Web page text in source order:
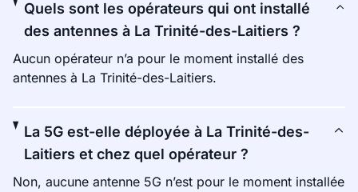
Quels sont les opérateurs qui ont installé
des antennes à La Trinité-des-Laitiers ?
Aucun opérateur n’a pour le moment installé des
antennes à La Trinité-des-Laitiers.
La 5G est-elle déployée à La Trinité-des-
Laitiers et chez quel opérateur ?
Non, aucune antenne 5G n’est pour le moment installée